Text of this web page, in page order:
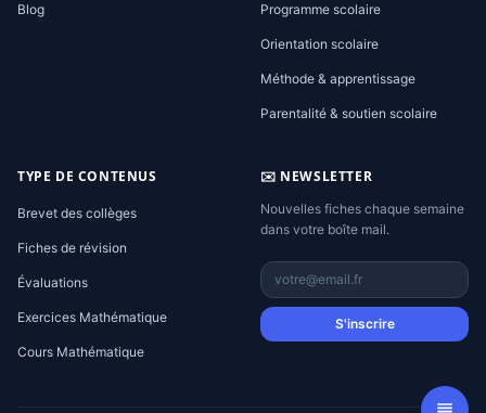
Blog Programme scolaire
Orientation scolaire
Méthode & apprentissage
Parentalité & soutien scolaire
TYPE DE CONTENUS
Brevet des collèges
Fiches de révision
Évaluations
Exercices Mathématique
Cours Mathématique
✉️ NEWSLETTER
Nouvelles fiches chaque semaine
dans votre boîte mail.
S'inscrire